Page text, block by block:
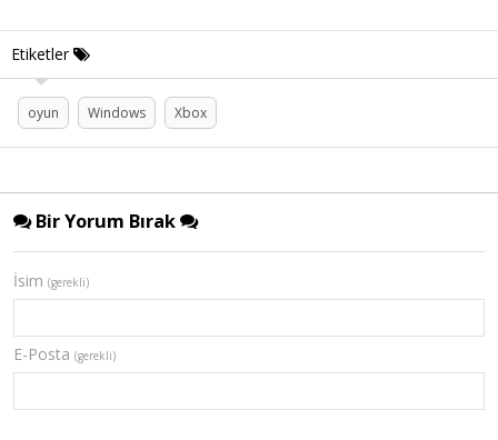
Etiketler
oyun Windows Xbox
Bir Yorum Bırak
İsim (gerekli)
E-Posta (gerekli)